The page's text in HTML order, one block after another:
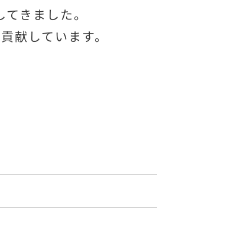
きました。
献しています。